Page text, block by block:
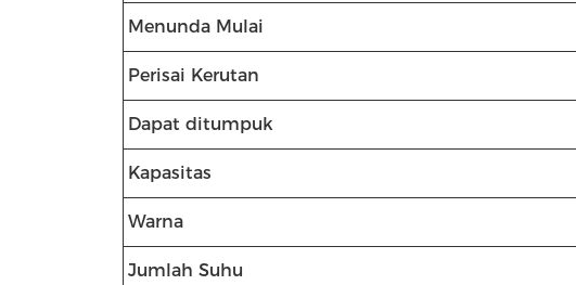
Menunda Mulai
Perisai Kerutan
Dapat ditumpuk
Kapasitas
Warna
Jumlah Suhu